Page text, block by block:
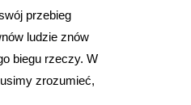
przebieg
ludzie znów
biegu rzeczy. W
zrozumieć,